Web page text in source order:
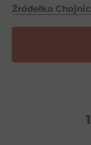
Źródełko